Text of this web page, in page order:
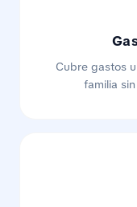
Cubre gastos
familia